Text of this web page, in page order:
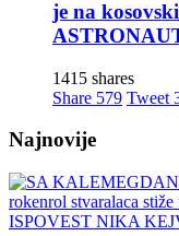
je na
1415 shares
Share 579 Tweet
Najnovije